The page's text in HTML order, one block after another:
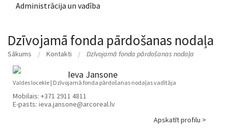
Kontakti
Administrācija un vadība
Dzīvojamā fonda pārdošanas nodaļa
Sākums Kontakti Dzīvojamā fonda pārdošanas nodaļa
Ieva Jansone
Valdes locekle | Dzīvojamā fonda pārdošanas nodaļas vadītāja
Mobilais: +371 2911 4811
E-pasts: ieva.jansone@arcoreal.lv
Apskatīt profilu >